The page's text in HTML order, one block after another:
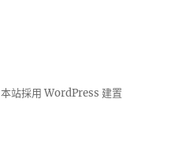
本站採用 WordPress 建置